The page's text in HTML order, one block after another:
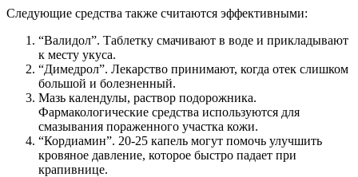
Следующие средства также считаются эффективными:
“Валидол”. Таблетку смачивают в воде и прикладывают
к месту укуса.
“Димедрол”. Лекарство принимают, когда отек слишком
большой и болезненный.
Мазь календулы, раствор подорожника.
Фармакологические средства используются для
смазывания пораженного участка кожи.
“Кордиамин”. 20-25 капель могут помочь улучшить
кровяное давление, которое быстро падает при
крапивнице.